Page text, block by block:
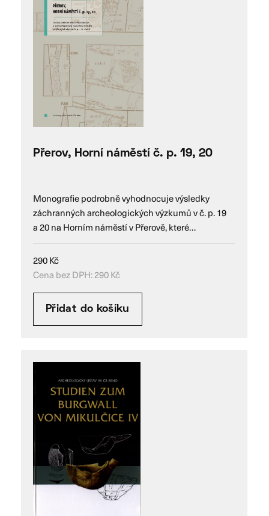
Přerov, Horní náměstí č. p. 19, 20
Monografie podrobně vyhodnocuje výsledky
záchranných archeologických výzkumů v č. p. 19
a 20 na Horním náměstí v Přerově, které…
290Kč
Cena bez DPH:290Kč
Přidat do košíku